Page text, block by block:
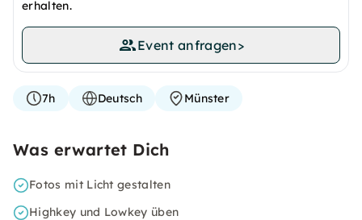
erhalten.
Event anfragen>
7h Deutsch Münster
Was erwartet Dich
Fotos mit Licht gestalten
Highkey und Lowkey üben